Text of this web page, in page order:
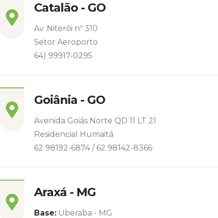
Catalão - GO
Av. Niterói nº 310
Setor Aeroporto
64) 99917-0295
Goiânia - GO
Avenida Goiás Norte QD 11 LT 21
Residencial Humaitá
62 98192-6874 / 62 98142-8366
Araxá - MG
Base: Uberaba - MG